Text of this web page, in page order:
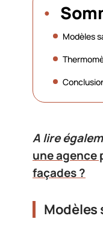
Modèles
A lire
une agence
façades ?
Modèles